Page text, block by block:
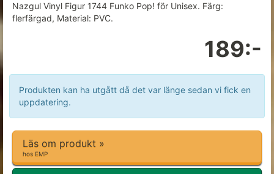
Nazgul Vinyl Figur 1744 Funko Pop! för Unisex. Färg:
flerfärgad, Material: PVC.
189:-
Produkten kan ha utgått då det var länge sedan vi fick en
uppdatering.
Läs om produkt »
hos EMP